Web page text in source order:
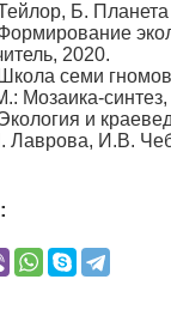
Б. Планета
2020.
гномов.
Мозаика-
и
Лаврова, И.В.